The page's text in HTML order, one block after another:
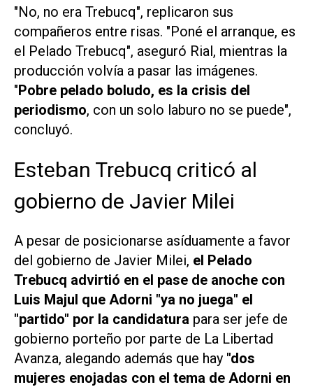
"No, no era Trebucq", replicaron sus
compañeros entre risas. "Poné el arranque, es
el Pelado Trebucq", aseguró Rial, mientras la
producción volvía a pasar las imágenes.
"Pobre pelado boludo, es la crisis del
periodismo, con un solo laburo no se puede",
concluyó.
Esteban Trebucq criticó al
gobierno de Javier Milei
A pesar de posicionarse asíduamente a favor
del gobierno de Javier Milei, el Pelado
Trebucq advirtió en el pase de anoche con
Luis Majul que Adorni "ya no juega" el
"partido" por la candidatura para ser jefe de
gobierno porteño por parte de La Libertad
Avanza, alegando además que hay "dos
mujeres enojadas con el tema de Adorni en